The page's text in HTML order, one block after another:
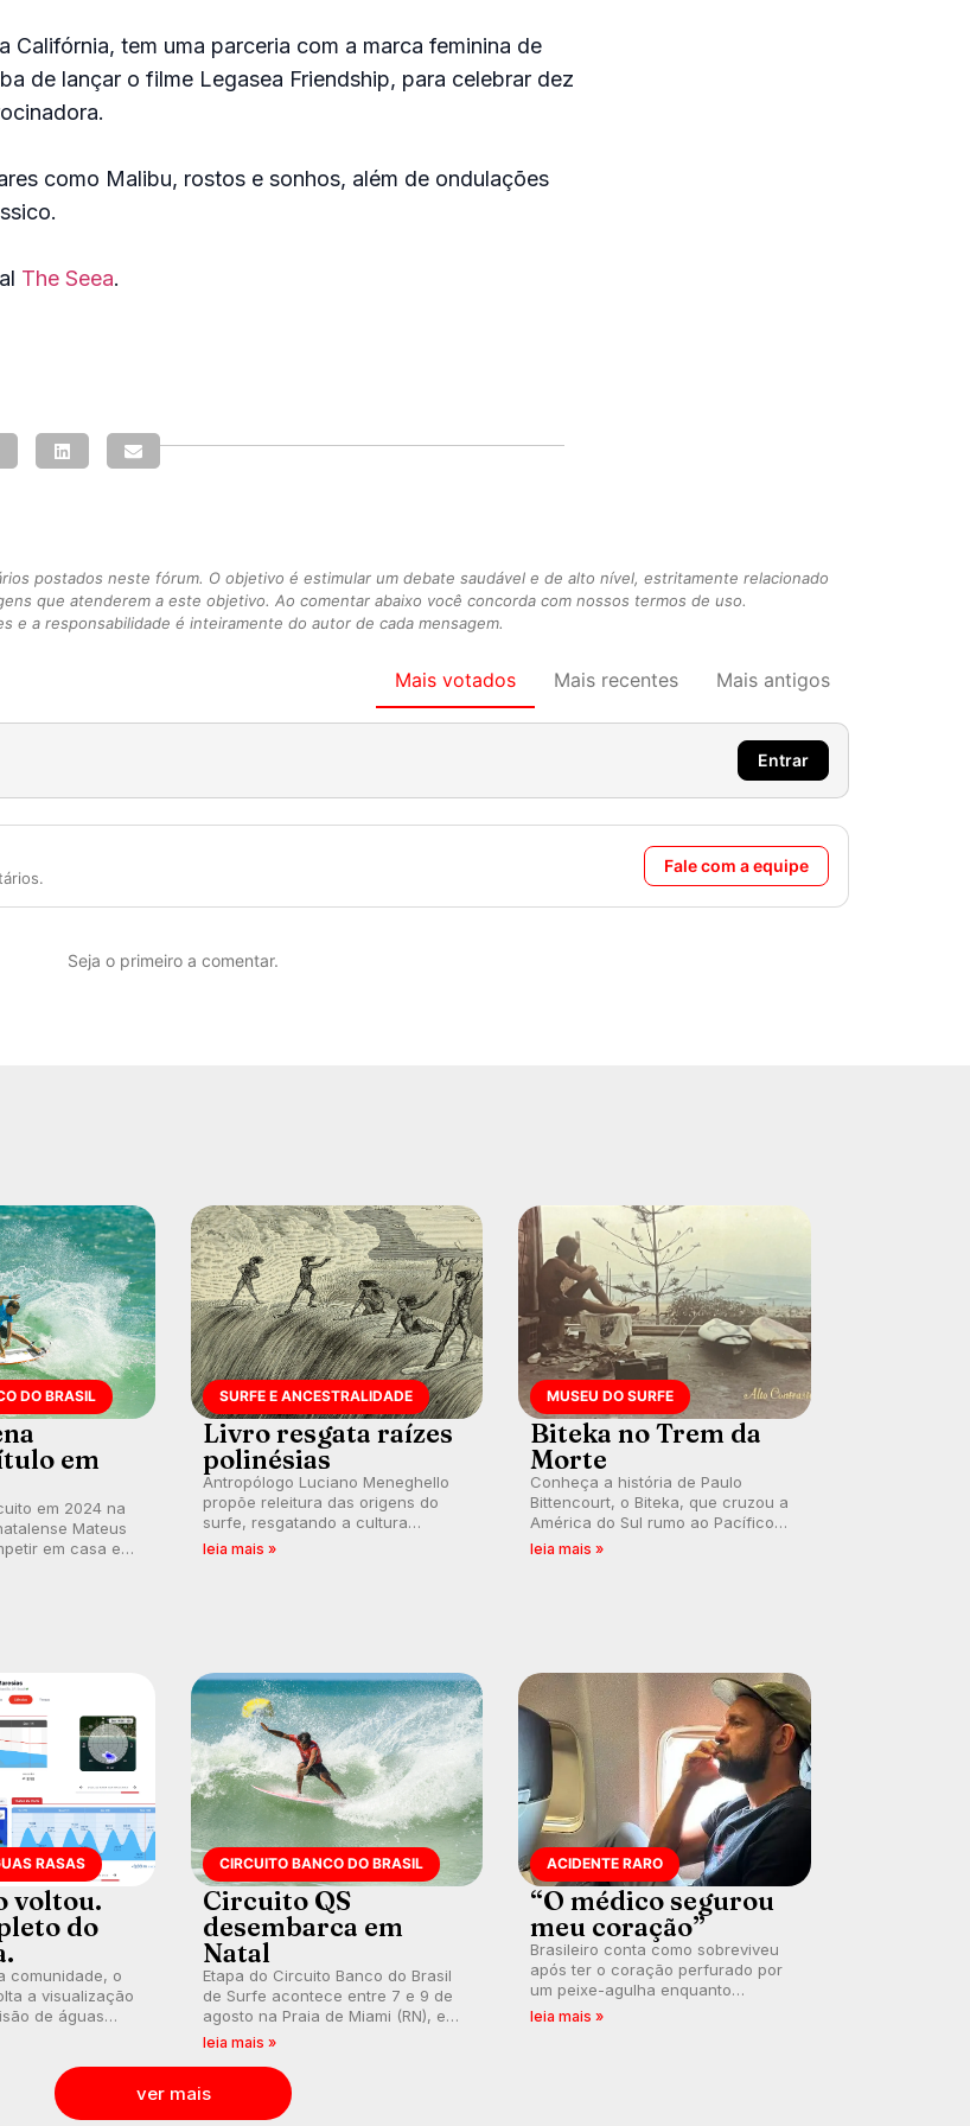
Califórnia, tem uma parceria com a marca feminina de
de lançar o filme Legasea Friendship, para celebrar dez
como Malibu, rostos e sonhos, além de ondulações
The Seea.
postados neste fórum. O objetivo é estimular um debate saudável e de alto nível, estritamente relacionado
que atenderem a este objetivo. Ao comentar abaixo você concorda com nossos termos de uso.
e a responsabilidade é inteiramente do autor de cada mensagem.
Mais votados Mais recentes Mais antigos
Entrar
Fale com a equipe
Seja o primeiro a comentar.
DO BRASIL
em
em 2024 na
Mateus
em casa em
hegemonia
SURFE E ANCESTRALIDADE
Livro resgata raízes
polinésias
Antropólogo Luciano Meneghello
propõe releitura das origens do
surfe, resgatando a cultura
polinésia e questionando a visão
leia mais »
MUSEU DO SURFE
Biteka no Trem da
Morte
Conheça a história de Paulo
Bittencourt, o Biteka, que cruzou a
América do Sul rumo ao Pacífico
em uma jornada que se tornou um
leia mais »
RASAS
voltou.
do
comunidade, o
a visualização
de águas
à nova
CIRCUITO BANCO DO BRASIL
Circuito QS
desembarca em
Natal
Etapa do Circuito Banco do Brasil
de Surfe acontece entre 7 e 9 de
agosto na Praia de Miami (RN), em
disputas válidas pelo Qualifying
por vagas no Challenger Series.
leia mais »
ACIDENTE RARO
“O médico segurou
meu coração”
Brasileiro conta como sobreviveu
após ter o coração perfurado por
um peixe-agulha enquanto
surfava na Costa Rica.
leia mais »
ver mais